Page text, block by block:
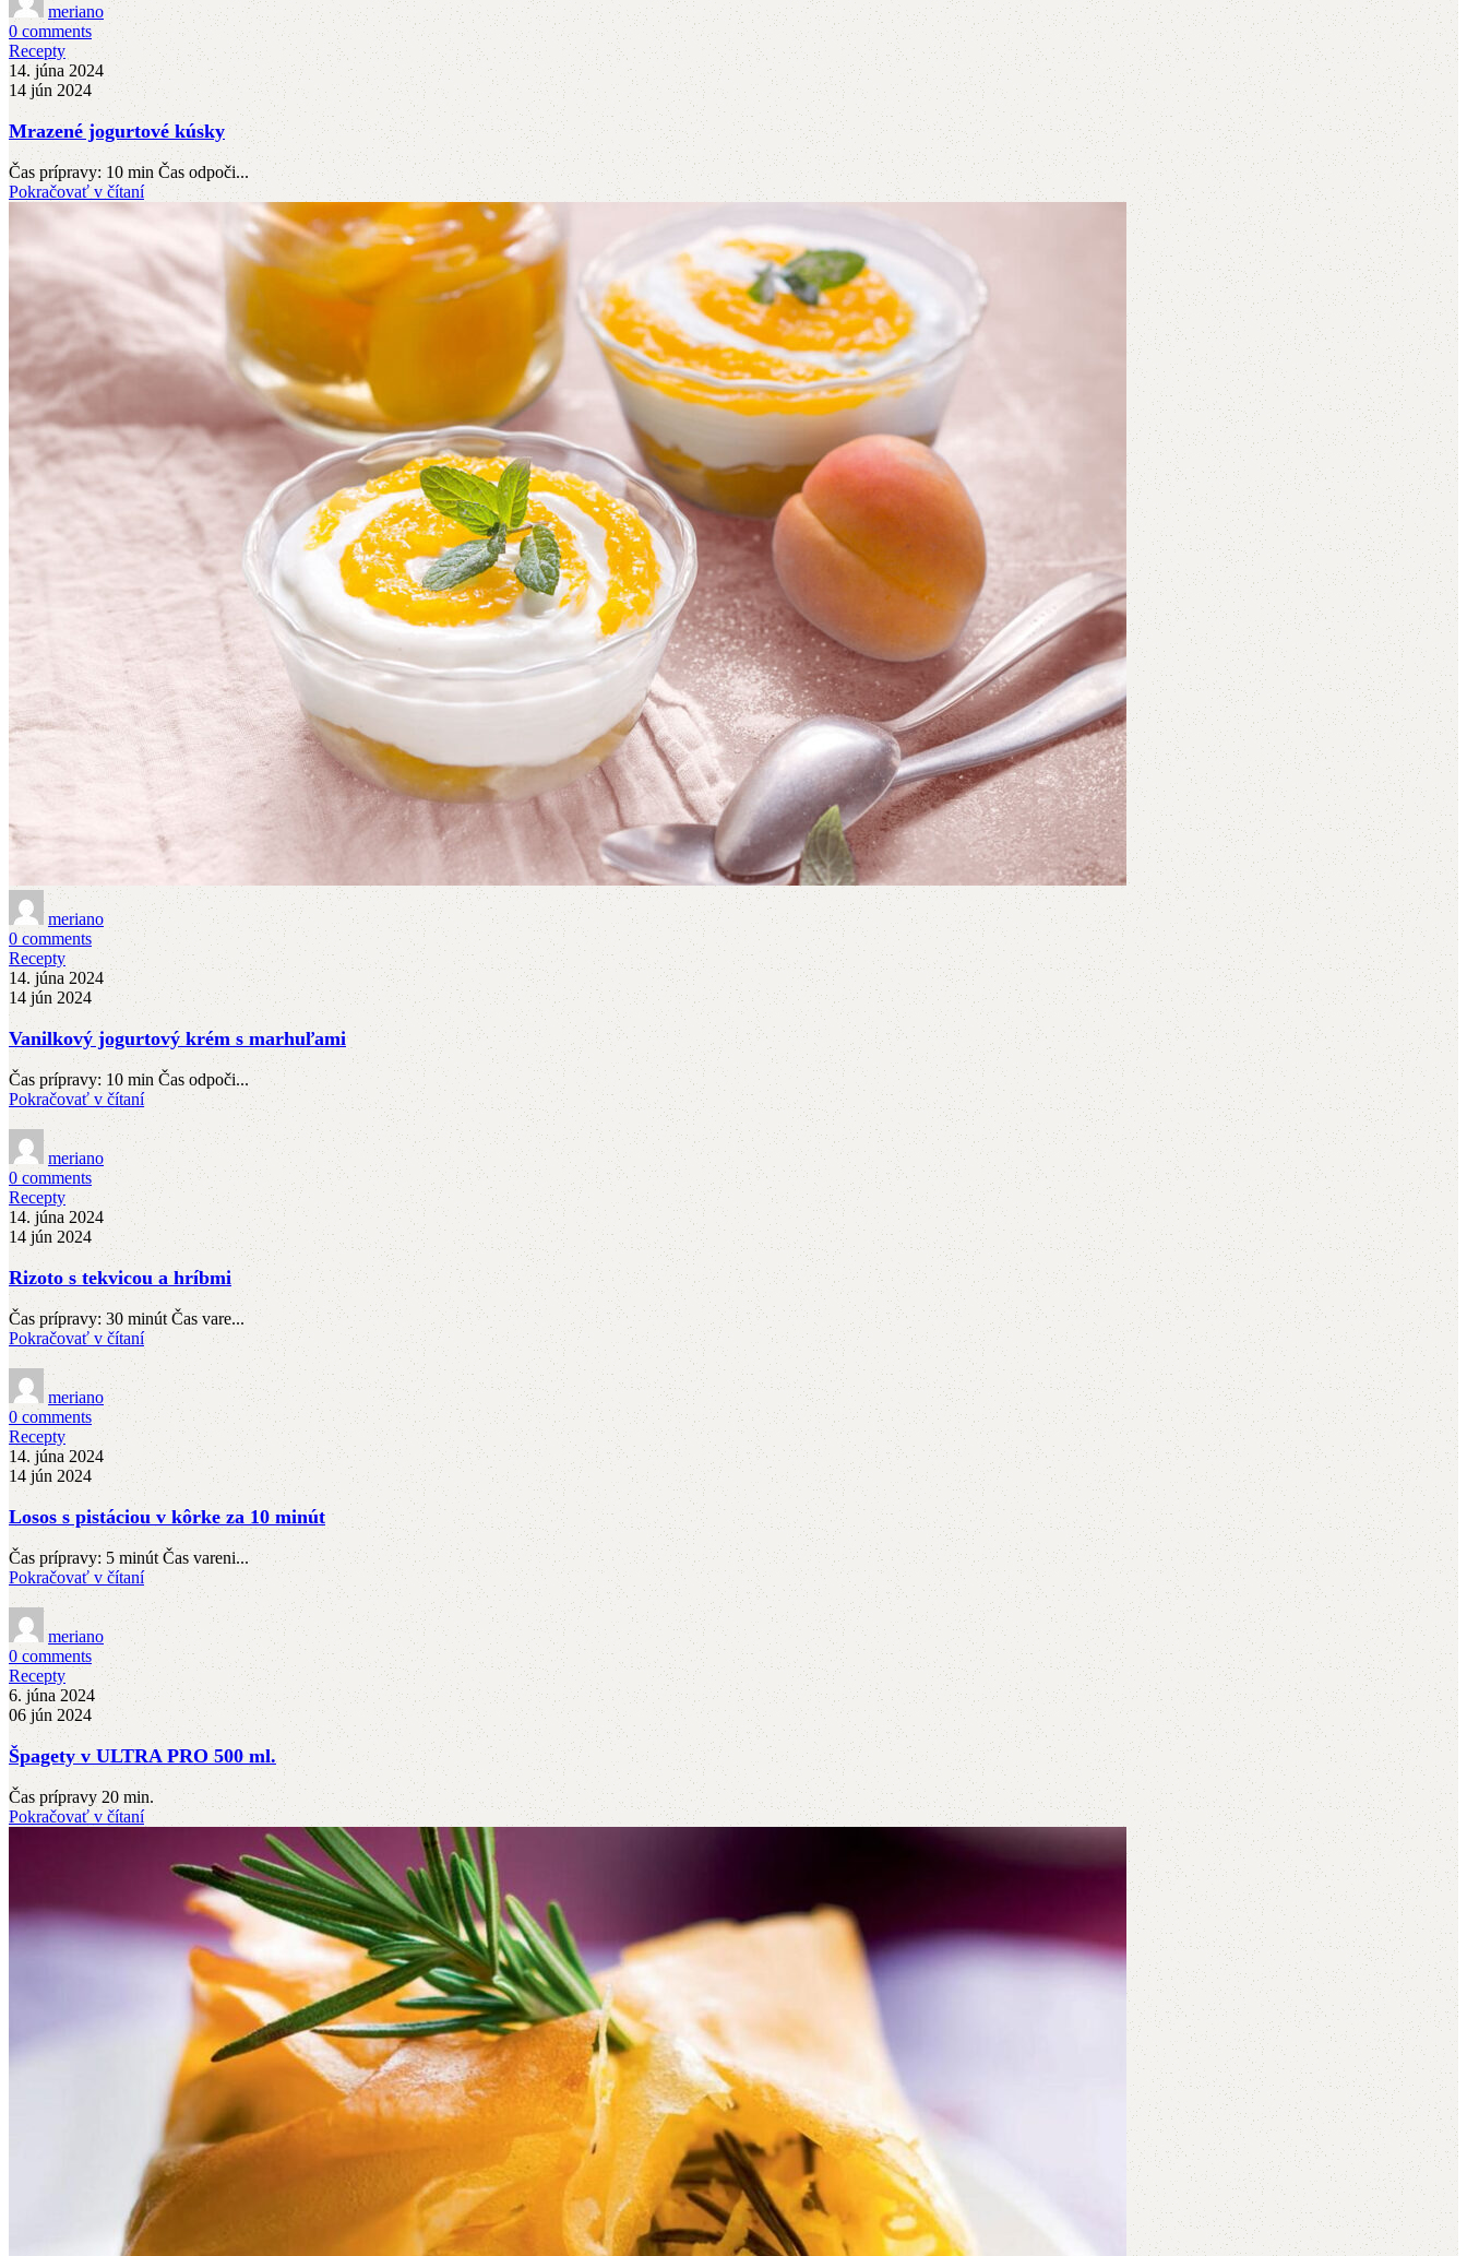
meriano
0 comments
Recepty
14. júna 2024
14 jún 2024
Mrazené jogurtové kúsky
Čas prípravy: 10 min Čas odpoči...
Pokračovať v čítaní
meriano
0 comments
Recepty
14. júna 2024
14 jún 2024
Vanilkový jogurtový krém s marhuľami
Čas prípravy: 10 min Čas odpoči...
Pokračovať v čítaní
meriano
0 comments
Recepty
14. júna 2024
14 jún 2024
Rizoto s tekvicou a hríbmi
Čas prípravy: 30 minút Čas vare...
Pokračovať v čítaní
meriano
0 comments
Recepty
14. júna 2024
14 jún 2024
Losos s pistáciou v kôrke za 10 minút
Čas prípravy: 5 minút Čas vareni...
Pokračovať v čítaní
meriano
0 comments
Recepty
6. júna 2024
06 jún 2024
Špagety v ULTRA PRO 500 ml.
Čas prípravy 20 min.
Pokračovať v čítaní